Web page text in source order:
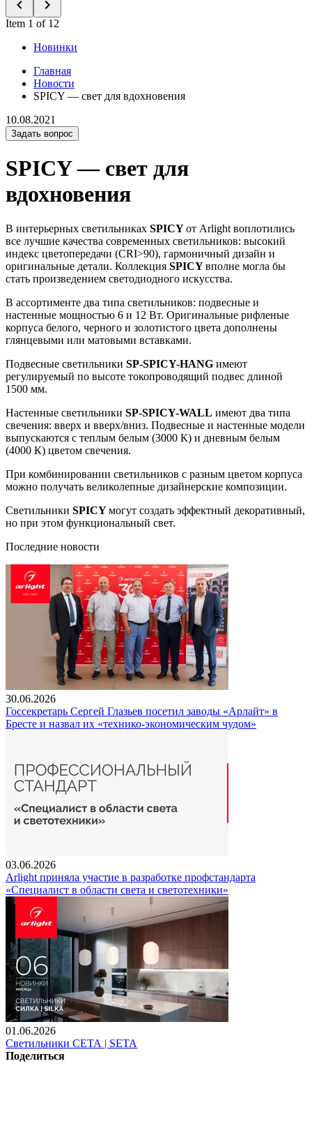
Item 1 of 12
Новинки
Главная
Новости
SPICY — свет для вдохновения
10.08.2021
Задать вопрос
SPICY — свет для
вдохновения
В интерьерных светильниках SPICYот Arlight воплотились
все лучшие качества современных светильников: высокий
индекс цветопередачи (CRI>90), гармоничный дизайн и
оригинальные детали. Коллекция SPICYвполне могла бы
стать произведением светодиодного искусства.
В ассортименте два типа светильников: подвесные и
настенные мощностью 6 и 12 Вт. Оригинальные рифленые
корпуса белого, черного и золотистого цвета дополнены
глянцевыми или матовыми вставками.
Подвесные светильники SP-SPICY-HANG имеют
регулируемый по высоте токопроводящий подвес длиной
1500 мм.
Настенные светильники SP-SPICY-WALL имеют два типа
свечения: вверх и вверх/вниз. Подвесные и настенные модели
выпускаются с теплым белым (3000 К) и дневным белым
(4000 К) цветом свечения.
При комбинировании светильников с разным цветом корпуса
можно получать великолепные дизайнерские композиции.
Светильники SPICYмогут создать эффектный декоративный,
но при этом функциональный свет.
Последние новости
30.06.2026
Госсекретарь Сергей Глазьев посетил заводы «Арлайт» в
Бресте и назвал их «технико-экономическим чудом»
03.06.2026
Arlight приняла участие в разработке профстандарта
«Специалист в области света и светотехники»
01.06.2026
Светильники СЕТА | SETA
Поделиться